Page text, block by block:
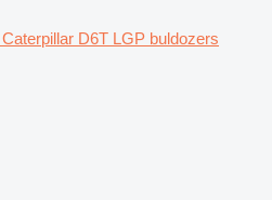
Caterpillar D6T LGP buldozers